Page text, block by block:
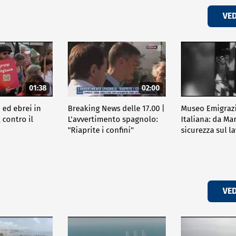
01:38
ed ebrei in
contro il
02:00
Breaking News delle 17.00 |
L'avvertimento spagnolo:
"Riaprite i confini"
Museo
Italiana: da
sicurezza sul